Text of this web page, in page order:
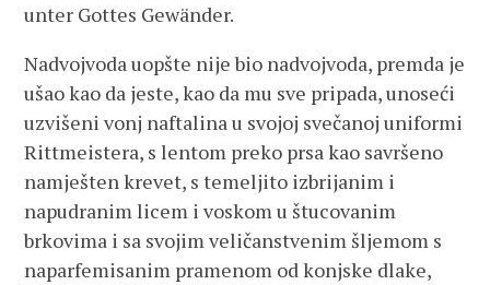
unter Gottes Gewänder.
Nadvojvoda uopšte nije bio nadvojvoda, premda je
ušao kao da jeste, kao da mu sve pripada, unoseći
uzvišeni vonj naftalina u svojoj svečanoj uniformi
Rittmeistera, s lentom preko prsa kao savršeno
namješten krevet, s temeljito izbrijanim i
napudranim licem i voskom u štucovanim
brkovima i sa svojim veličanstvenim šljemom s
naparfemisanim pramenom od konjske dlake,